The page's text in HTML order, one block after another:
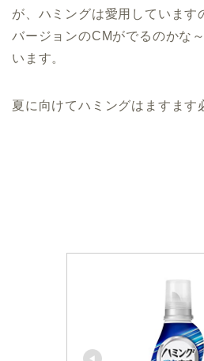
が、ハミングは愛用しています
バージョンのCMがでるのかな
います。
夏に向けてハミングはますます